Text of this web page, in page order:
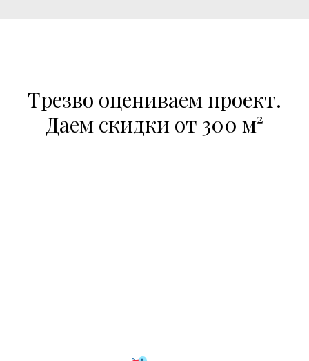
Трезво оцениваем проект.
Даем скидки от 300 м²